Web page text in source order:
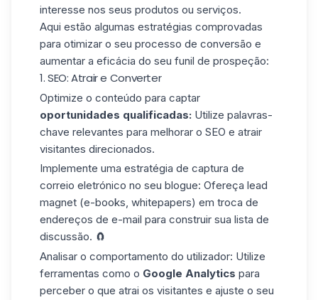
interesse nos seus produtos ou serviços.
Aqui estão algumas estratégias comprovadas
para otimizar o seu processo de conversão e
aumentar a eficácia do seu funil de prospeção:
1. SEO: Atrair e Converter
Optimize o conteúdo para captar
oportunidades qualificadas: Utilize palavras-
chave relevantes para melhorar o SEO e atrair
visitantes direcionados.
Implemente uma estratégia de captura de
correio eletrónico no seu blogue: Ofereça lead
magnet (e-books, whitepapers) em troca de
endereços de e-mail para construir sua lista de
discussão. 🧲
Analisar o comportamento do utilizador: Utilize
ferramentas como o Google Analytics para
perceber o que atrai os visitantes e ajuste o seu